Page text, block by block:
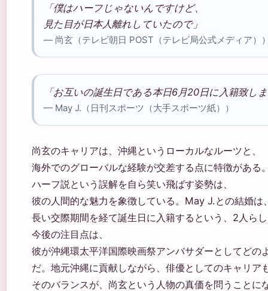
「僕はハーフじゃないんですけど、
見た目が日本人離れしていたので」
— 尚玄（テレビ朝日 POST（テレビ局公式メディア）
「お互いの誕生日である本日6月20日に入籍致し
— May J.（日刊スポーツ（大手スポーツ紙））
尚玄のキャリアは、沖縄というローカルなルーツと、
海外でのグローバルな経験が交差する点に特徴がある
ハーフ説という誤解を自ら笑い飛ばす姿勢は、
彼の人間的な魅力を象徴している。May J.との結婚は
長い交際期間を経て誕生日に入籍するという、2人ら
今後の注目点は、
彼が沖縄環太平洋国際映画祭アンバサダーとしてどの
だ。地元沖縄に貢献しながら、俳優としてのキャリ
そのバランスが、尚玄という人物の真価を問うことに